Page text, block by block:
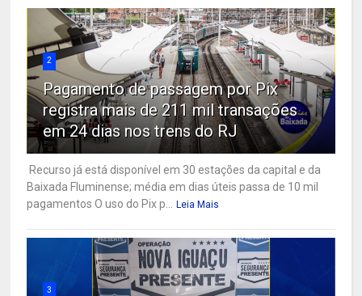
2
Pagamento de passagem por Pix
registra mais de 211 mil transações
em 24 dias nos trens do RJ
Recurso já está disponível em 30 estações da capital e da
Baixada Fluminense; média em dias úteis passa de 10 mil
pagamentos O uso do Pix p... Leia Mais
3